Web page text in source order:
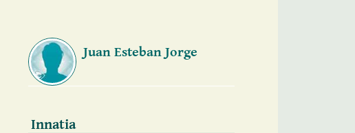
Juan Esteban Jorge
Innatia